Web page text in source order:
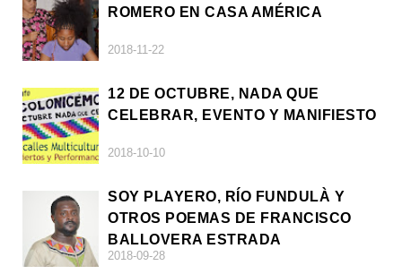
ROMERO EN CASA AMÉRICA
2018-11-22
12 DE OCTUBRE, NADA QUE
CELEBRAR, EVENTO Y MANIFIESTO
2018-10-10
SOY PLAYERO, RÍO FUNDULÀ Y
OTROS POEMAS DE FRANCISCO
BALLOVERA ESTRADA
2018-09-28